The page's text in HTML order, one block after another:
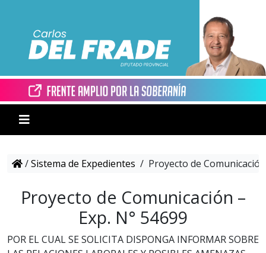
/Sistema de Expedientes / Proyecto de
Proyecto de Comunicación –
Exp. N° 54699
POR EL CUAL SE SOLICITA DISPONGA INFORMAR SOBRE